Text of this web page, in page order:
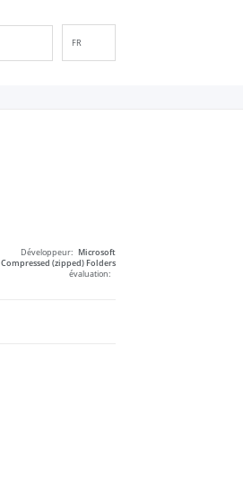
FR
NN
Développeur: Microsoft
Compressed (zipped) Folders
évaluation: